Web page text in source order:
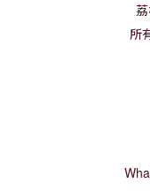
所